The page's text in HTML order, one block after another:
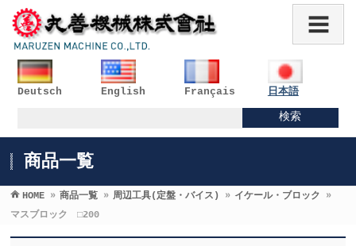
Deutsch English Français 日本語
商品一覧
HOME » 商品一覧 » 周辺工具(定盤・バイス) » イケール・ブロック
»
マスブロック □200